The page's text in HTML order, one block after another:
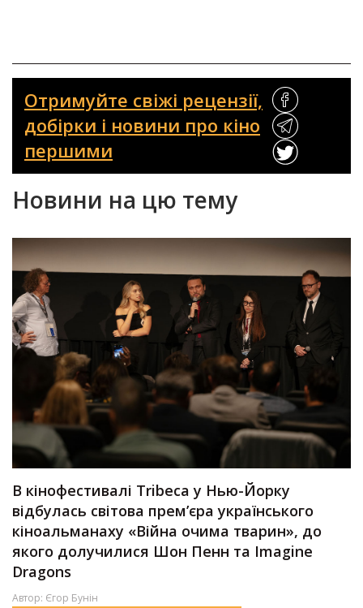
Отримуйте свіжі рецензії,
добірки і новини про кіно
першими
Новини на цю тему
В кінофестивалі Tribeca у Нью-Йорку
відбулась світова прем’єра українського
кіноальманаху «Війна очима тварин», до
якого долучилися Шон Пенн та Imagine
Dragons
Автор: Єгор Бунін